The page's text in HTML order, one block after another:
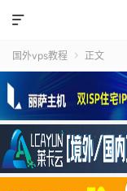

国外vps教程  正文